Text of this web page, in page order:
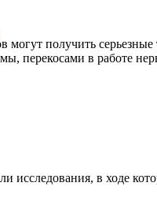
получить
перекосами в работе
в ходе